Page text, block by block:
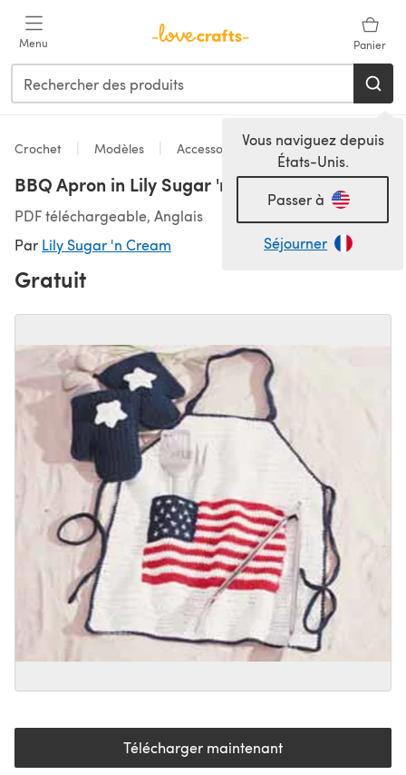
Menu Panier
Vous naviguez depuis
États-Unis.
Passer à
Séjourner
Crochet Modèles Accessoires
BBQ Apron in Lily Sugar 'n Cream Solids
PDF téléchargeable, Anglais
Par Lily Sugar 'n Cream
Gratuit
Télécharger maintenant(s'ouvre dans un nouvel